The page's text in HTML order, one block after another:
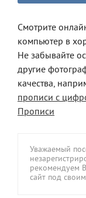
Смотрите
компьютер в
Не забывайте
другие
качества,
прописи с
Прописи
Уважаемый
рекомендуем
сайт под